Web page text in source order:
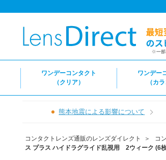
ワンデーコンタクト
（クリア）
ワンデー
（カ
熊本地震による影響について
コンタクトレンズ通販のレンズダイレクト ＞ コ
ス プラス ハイドラグライド乱視用 2ウィーク (6